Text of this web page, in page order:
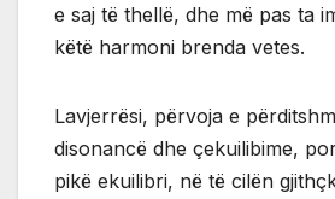
e saj të thellë, dhe më pas ta
këtë harmoni brenda vetes.
Lavjerrësi, përvoja e
disonancë dhe çekuilibime,
pikë ekuilibri, në të cilën